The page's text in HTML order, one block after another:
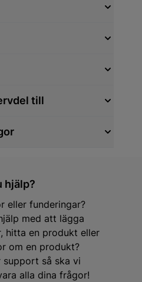
till
hjälp?
eller funderingar?
med att lägga
hitta en produkt eller
om en produkt?
support så ska vi
alla dina frågor!